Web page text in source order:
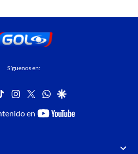
Síguenos en:
tiktok instagram
twitterwhatsapp
google
en
youtube-